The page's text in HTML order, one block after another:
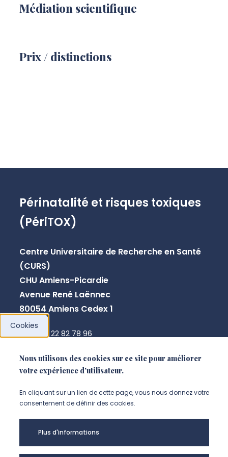
Médiation scientifique
Prix / distinctions
Périnatalité et risques toxiques
(PériTOX)
Centre Universitaire de Recherche en Santé
(CURS)
CHU Amiens-Picardie
Avenue René Laënnec
80054 Amiens Cedex 1
+33 3 22 82 78 96
NOUS CONTACTER
Cookies
Nous utilisons des cookies sur ce site pour améliorer
votre expérience d'utilisateur.
En cliquant sur un lien de cette page, vous nous donnez votre
consentement de définir des cookies.
Plus d'informations